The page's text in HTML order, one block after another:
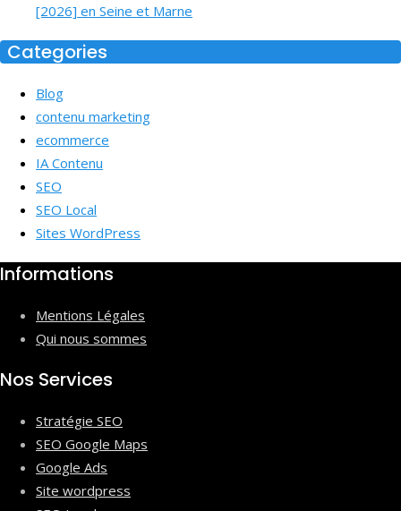
[2026] en Seine et Marne
Categories
Blog
contenu marketing
ecommerce
IA Contenu
SEO
SEO Local
Sites WordPress
Informations
Mentions Légales
Qui nous sommes
Nos Services
Stratégie SEO
SEO Google Maps
Google Ads
Site wordpress